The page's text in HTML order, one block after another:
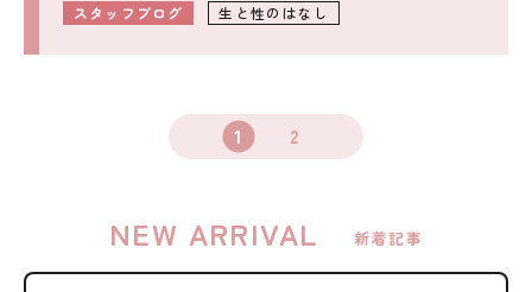
スタッフブログ 生と性のはなし
1 2
NEW ARRIVAL 新着記事